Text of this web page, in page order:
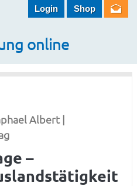
online
Login Shop
Albert |
–